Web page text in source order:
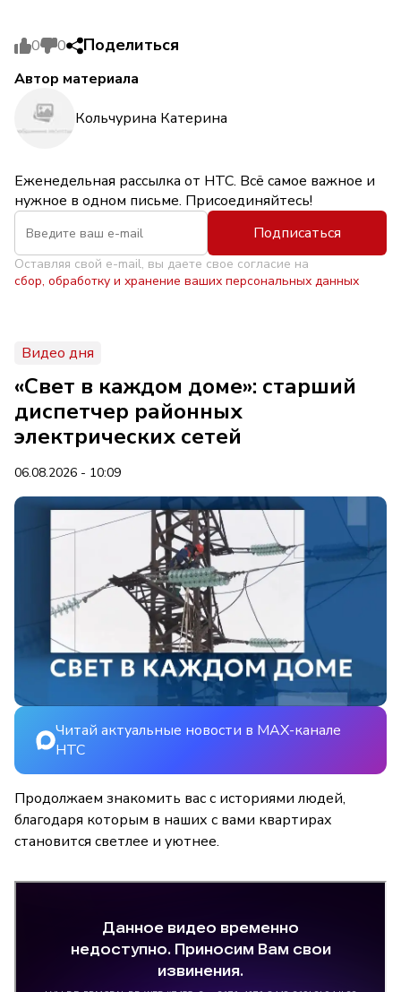
0 0 Поделиться
Автор материала
Кольчурина Катерина
Еженедельная рассылка от НТС. Всё самое важное и
нужное в одном письме. Присоединяйтесь!
Подписаться
Оставляя свой e-mail, вы даете свое согласие на
сбор, обработку и хранение ваших персональных данных
Видео дня
«Свет в каждом доме»: старший
диспетчер районных
электрических сетей
06.08.2026 - 10:09
Читай актуальные новости в MAX-канале
НТС
Продолжаем знакомить вас с историями людей,
благодаря которым в наших с вами квартирах
становится светлее и уютнее.